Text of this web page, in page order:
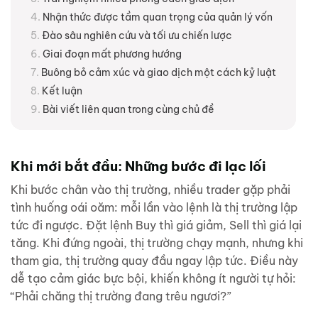
Nhận thức được tầm quan trọng của quản lý vốn
Đào sâu nghiên cứu và tối ưu chiến lược
Giai đoạn mất phương hướng
Buông bỏ cảm xúc và giao dịch một cách kỷ luật
Kết luận
Bài viết liên quan trong cùng chủ đề
Khi mới bắt đầu: Những bước đi lạc lối
Khi bước chân vào thị trường, nhiều trader gặp phải
tình huống oái oăm: mỗi lần vào lệnh là thị trường lập
tức đi ngược. Đặt lệnh Buy thì giá giảm, Sell thì giá lại
tăng. Khi đứng ngoài, thị trường chạy mạnh, nhưng khi
tham gia, thị trường quay đầu ngay lập tức. Điều này
dễ tạo cảm giác bực bội, khiến không ít người tự hỏi:
“Phải chăng thị trường đang trêu ngươi?”